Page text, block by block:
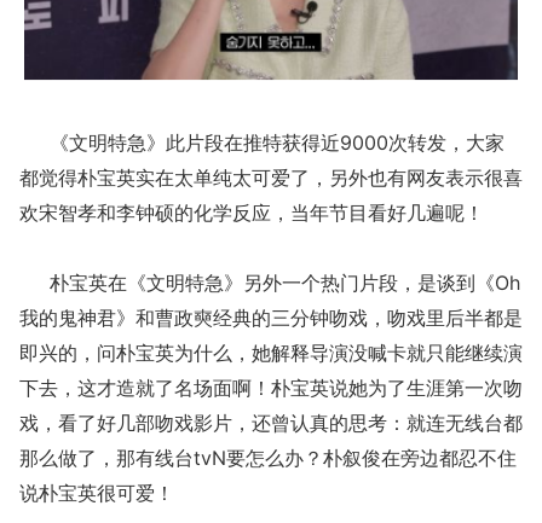
《文明特急》此片段在推特获得近9000次转发，大家
都觉得朴宝英实在太单纯太可爱了，另外也有网友表示很喜
欢宋智孝和李钟硕的化学反应，当年节目看好几遍呢！
朴宝英在《文明特急》另外一个热门片段，是谈到《Oh
我的鬼神君》和曹政奭经典的三分钟吻戏，吻戏里后半都是
即兴的，问朴宝英为什么，她解释导演没喊卡就只能继续演
下去，这才造就了名场面啊！朴宝英说她为了生涯第一次吻
戏，看了好几部吻戏影片，还曾认真的思考：就连无线台都
那么做了，那有线台tvN要怎么办？朴叙俊在旁边都忍不住
说朴宝英很可爱！